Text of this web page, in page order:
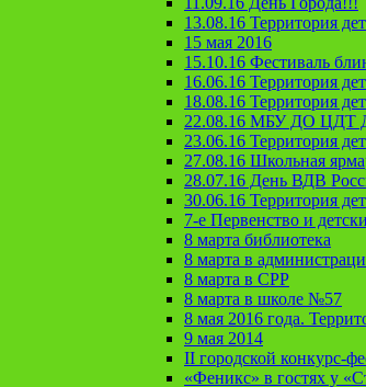
13.08.16 Территория
15 мая 2016
15.10.16 Фестиваль
16.06.16 Территория
18.08.16 Территория
22.08.16 МБУ ДО ЦДТ
23.06.16 Территория
27.08.16 Школьная
28.07.16 День ВДВ
30.06.16 Территория
7-е Первенство и
8 марта библиотека
8 марта в
8 марта в СРР
8 марта в школе №57
8 мая 2016 года.
9 мая 2014
II городской конкурс-
«Феникс» в гостях у